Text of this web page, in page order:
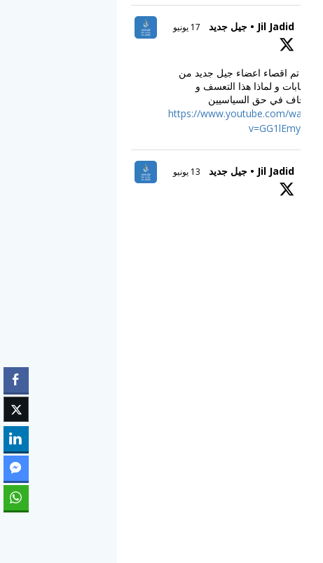
Jil Jadid • جيل جديد 17 يونيو
كيف تم اقصاء اعضاء جيل جديد من
الانتخابات و لماذا هذا التعسف و
الاجحاف في حق السياسيين
https://www.youtube.com/watch?
v=GG1lEmy_C-g
Jil Jadid • جيل جديد 13 يونيو